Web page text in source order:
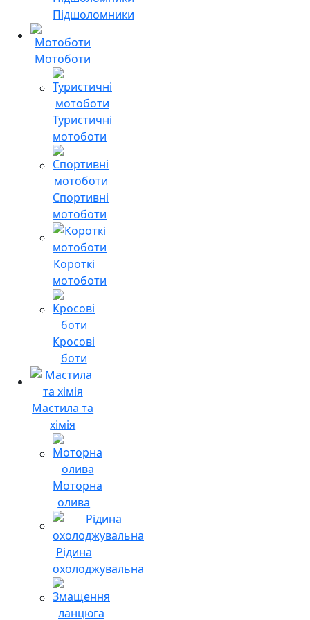
Підшоломники
Мотоботи
Туристичні
мотоботи
Спортивні
мотоботи
Короткі
мотоботи
Кросові
боти
Мастила та
хімія
Моторна
олива
Рідина
охолоджувальна